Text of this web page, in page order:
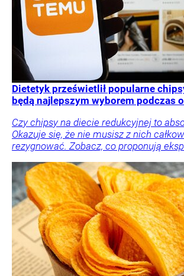
Dietetyk prześwietlił popularne
będą najlepszym wyborem podczas
Czy chipsy na diecie redukcyjnej to
Okazuje się, że nie musisz z nich
rezygnować. Zobacz, co proponują